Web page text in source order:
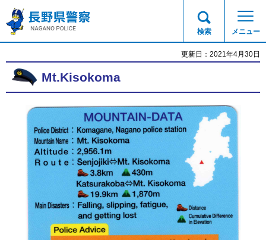
長野県警察
検索 メニュー
更新日：2021年4月30日
Mt.Kisokoma